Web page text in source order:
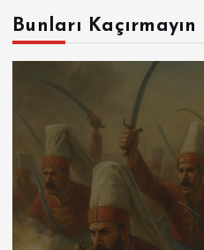
Bunları Kaçırmayın